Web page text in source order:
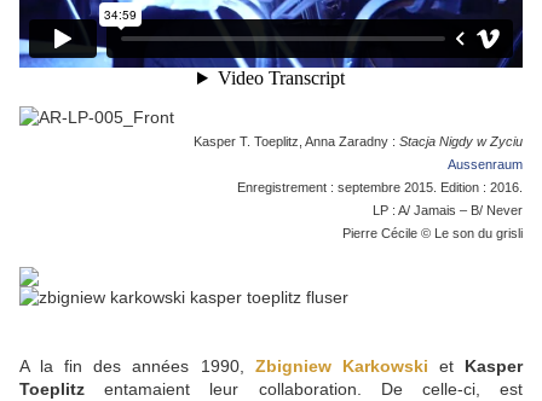
Kasper T. Toeplitz, Anna Zaradny : Stacja Nigdy w Zyciu
Aussenraum
Enregistrement : septembre 2015. Edition : 2016.
LP : A/ Jamais – B/ Never
Pierre Cécile © Le son du grisli
A la fin des années 1990, Zbigniew Karkowski et Kasper
Toeplitz entamaient leur collaboration. De celle-ci, est